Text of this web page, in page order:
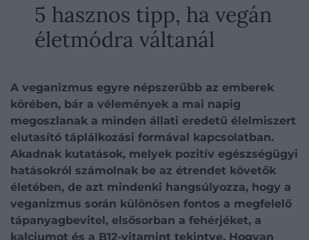
5 hasznos tipp, ha vegán
életmódra váltanál
A veganizmus egyre népszerűbb az emberek
körében, bár a vélemények a mai napig
megoszlanak a minden állati eredetű élelmiszert
elutasító táplálkozási formával kapcsolatban.
Akadnak kutatások, melyek pozitív egészségügyi
hatásokról számolnak be az étrendet követők
életében, de azt mindenki hangsúlyozza, hogy a
veganizmus során különösen fontos a megfelelő
tápanyagbevitel, elsősorban a fehérjéket, a
kalciumot és a B12-vitamint tekintve. Hogyan